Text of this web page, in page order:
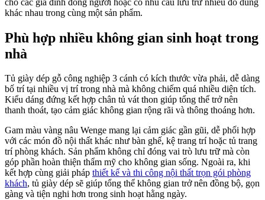
khác nhau trong cùng một sản phẩm.
Phù hợp nhiều không gian sinh hoạt trong
nhà
Tủ giày dép gỗ công nghiệp 3 cánh có kích thước vừa phải, dễ dàng
bố trí tại nhiều vị trí trong nhà mà không chiếm quá nhiều diện tích.
Kiểu dáng đứng kết hợp chân tủ vát thon giúp tổng thể trở nên
thanh thoát, tạo cảm giác không gian rộng rãi và thông thoáng hơn.
Gam màu vàng nâu Wenge mang lại cảm giác gần gũi, dễ phối hợp
với các món đồ nội thất khác như bàn ghế, kệ trang trí hoặc tủ trang
trí phòng khách. Sản phẩm không chỉ đóng vai trò lưu trữ mà còn
góp phần hoàn thiện thẩm mỹ cho không gian sống. Ngoài ra, khi
kết hợp cùng giải pháp thiết kế và thi công nội thất trọn gói phòng
khách, tủ giày dép sẽ giúp tổng thể không gian trở nên đồng bộ, gọn
gàng và tiện nghi hơn trong sinh hoạt hằng ngày.